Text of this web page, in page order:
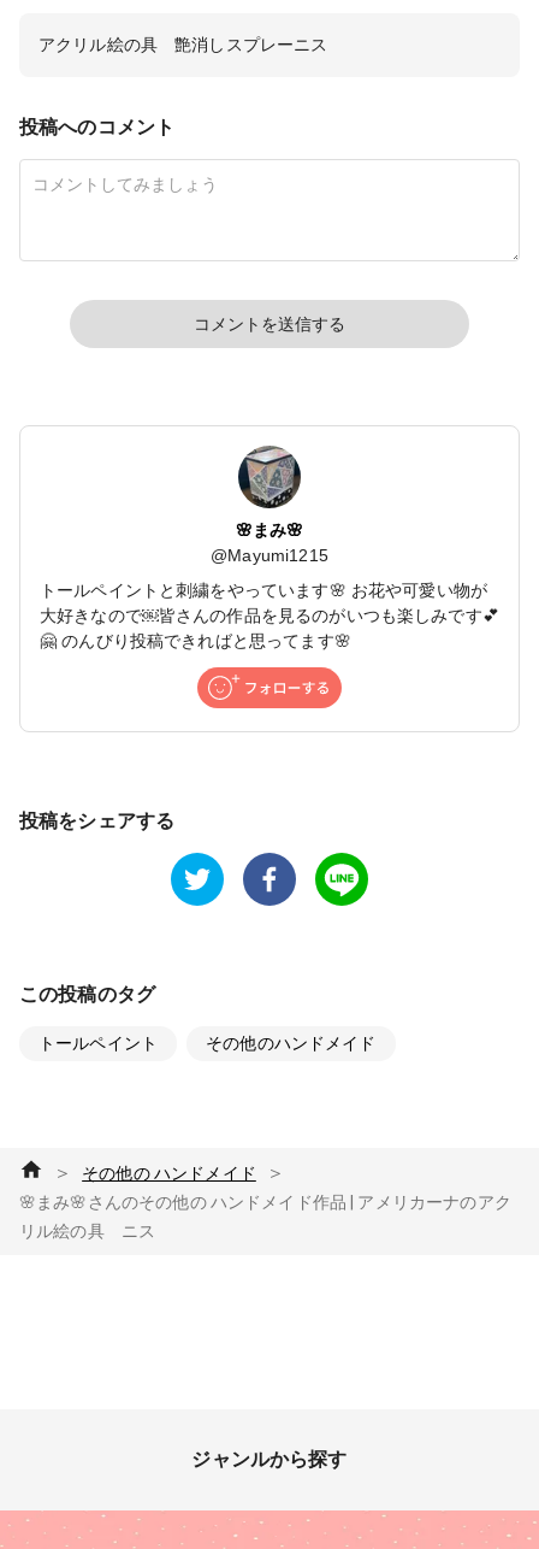
アクリル絵の具 艶消しスプレーニス
投稿へのコメント
コメントを送信する
🌸まみ🌸
@Mayumi1215
トールペイントと刺繍をやっています🌸 お花や可愛い物が
大好きなので￼皆さんの作品を見るのがいつも楽しみです💕
🤗 のんびり投稿できればと思ってます🌸
投稿をシェアする
この投稿のタグ
トールペイント その他のハンドメイド
＞ その他の ハンドメイド ＞
🌸まみ🌸さんのその他の ハンドメイド作品 | アメリカーナのアク
リル絵の具 ニス
ジャンルから探す